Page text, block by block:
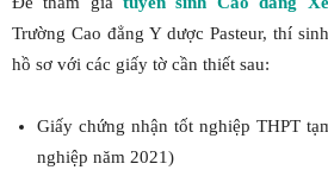
Trường Cao đẳng Y dược Pasteur, thí
hồ sơ với các giấy tờ cần thiết sau:
Giấy chứng nhận tốt nghiệp THPT
nghiệp năm 2021)